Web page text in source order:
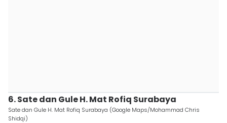
6. Sate dan Gule H. Mat Rofiq Surabaya
Sate dan Gule H. Mat Rofiq Surabaya (Google Maps/Mohammad Chris
Shidqi)